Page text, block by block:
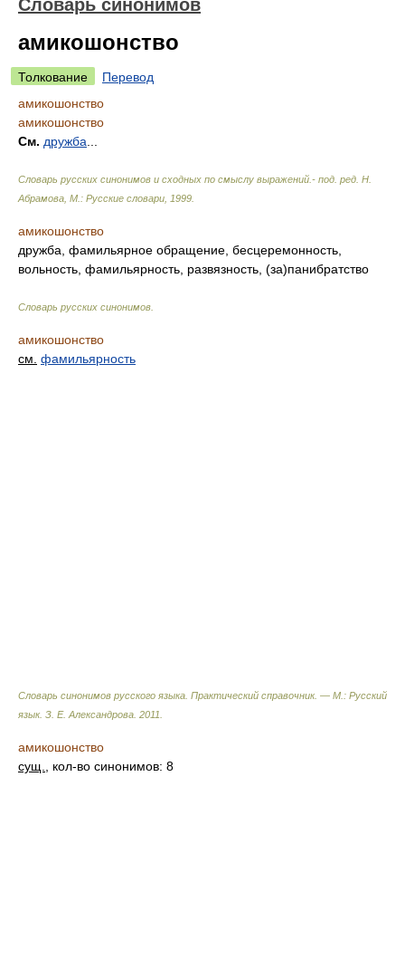
Словарь синонимов
амикошонство
Толкование
Перевод
амикошонство
амикошонство
См. дружба
Словарь русских синонимов и сходных по смыслу выражений.- под. ред. Н.
Абрамова, М.: Русские словари 1999
амикошонство
дружба, фамильярное обращение, бесцеремонность,
вольность, фамильярность, развязность, (за)панибратство
Словарь русских синонимов
амикошонство
см. фамильярность
Словарь синонимов русского языка. Практический справочник. — М.: Русский
язык. З. Е. Александрова 2011
амикошонство
сущ.
, кол-во синонимов: 8